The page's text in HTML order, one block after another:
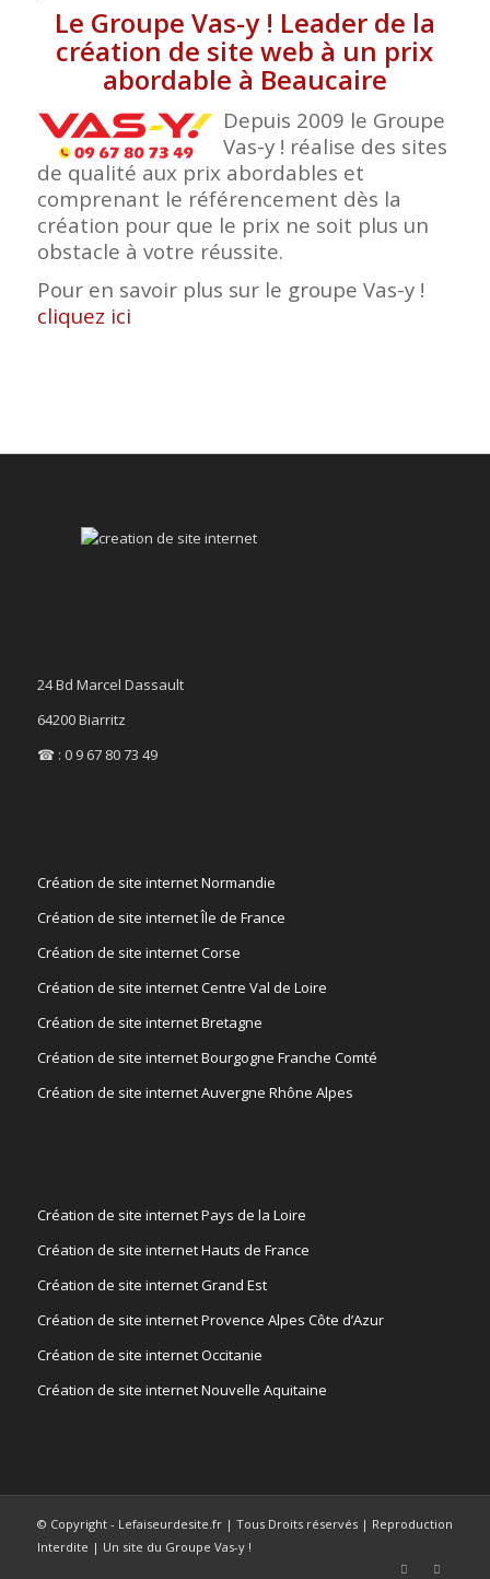
Le Groupe Vas-y ! Leader de la
création de site web à un prix
abordable à Beaucaire
Depuis 2009 le Groupe
Vas-y ! réalise des sites
de qualité aux prix abordables et
comprenant le référencement dès la
création pour que le prix ne soit plus un
obstacle à votre réussite.
Pour en savoir plus sur le groupe Vas-y !
cliquez ici
24 Bd Marcel Dassault
64200 Biarritz
☎ : 0 9 67 80 73 49
Création de site internet Normandie
Création de site internet Île de France
Création de site internet Corse
Création de site internet Centre Val de Loire
Création de site internet Bretagne
Création de site internet Bourgogne Franche Comté
Création de site internet Auvergne Rhône Alpes
Création de site internet Pays de la Loire
Création de site internet Hauts de France
Création de site internet Grand Est
Création de site internet Provence Alpes Côte d’Azur
Création de site internet Occitanie
Création de site internet Nouvelle Aquitaine
© Copyright - Lefaiseurdesite.fr | Tous Droits réservés | Reproduction
Interdite | Un site du Groupe Vas-y !